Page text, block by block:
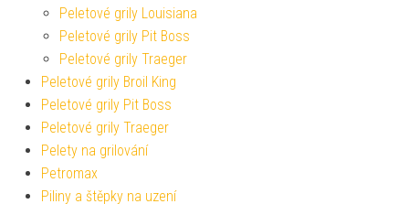
Peletové grily Louisiana
Peletové grily Pit Boss
Peletové grily Traeger
Peletové grily Broil King
Peletové grily Pit Boss
Peletové grily Traeger
Pelety na grilování
Petromax
Piliny a štěpky na uzení